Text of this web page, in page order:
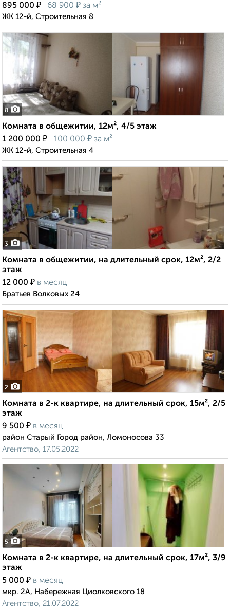
895 000 ₽ 68 900 ₽ за м²
ЖК 12-й, Строительная 8
8
Комната в общежитии, 12м², 4/5 этаж
1 200 000 ₽ 100 000 ₽ за м²
ЖК 12-й, Строительная 4
3
Комната в общежитии, на длительный срок, 12м², 2/2
этаж
12 000 ₽ в месяц
Братьев Волковых 24
2
Комната в 2-к квартире, на длительный срок, 15м², 2/5
этаж
9 500 ₽ в месяц
район Старый Город район, Ломоносова 33
Агентство, 17.05.2022
5
Комната в 2-к квартире, на длительный срок, 17м², 3/9
этаж
5 000 ₽ в месяц
мкр. 2А, Набережная Циолковского 18
Агентство, 21.07.2022